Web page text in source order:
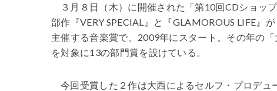
３月８日（木）に開催された「第10回CDショッ
部作『VERY SPECIAL』と『GLAMOROUS LIFE』
主催する音楽賞で、2009年にスタート。その年の
を対象に13の部門賞を設けている。
今回受賞した２作は大西によるセルフ・プロデュ